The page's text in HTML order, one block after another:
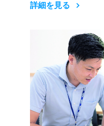
詳細を見る